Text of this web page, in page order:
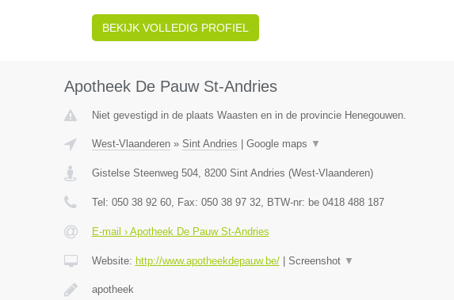
BEKIJK VOLLEDIG PROFIEL
Apotheek De Pauw St-Andries
Niet gevestigd in de plaats Waasten en in de provincie Henegouwen.
West-Vlaanderen» Sint Andries Google maps ▼
Gistelse Steenweg 504, 8200 Sint Andries (West-Vlaanderen)
Tel: 050 38 92 60, Fax: 050 38 97 32, BTW-nr: be 0418 488 187
E-mail › Apotheek De Pauw St-Andries
Website: http://www.apotheekdepauw.be/| Screenshot ▼
apotheek